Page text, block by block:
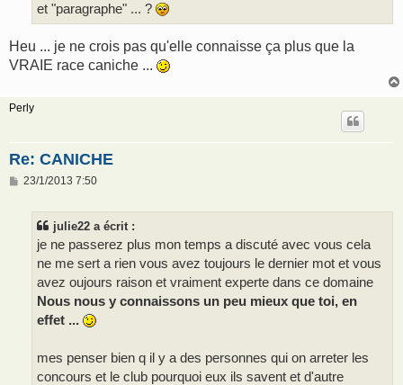
et "paragraphe" ... ?
Heu ... je ne crois pas qu'elle connaisse ça plus que la
VRAIE race caniche ...
Perly
Re: CANICHE
M
23/1/2013 7:50
julie22 a écrit :
je ne passerez plus mon temps a discuté avec vous cela
ne me sert a rien vous avez toujours le dernier mot et vous
avez oujours raison et vraiment experte dans ce domaine
Nous nous y connaissons un peu mieux que toi, en
effet ...
mes penser bien q il y a des personnes qui on arreter les
concours et le club pourquoi eux ils savent et d'autre